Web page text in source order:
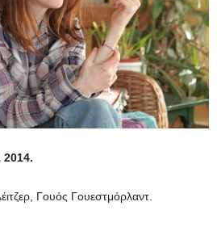
2014.
Γουός Γουεστμόρλαντ.